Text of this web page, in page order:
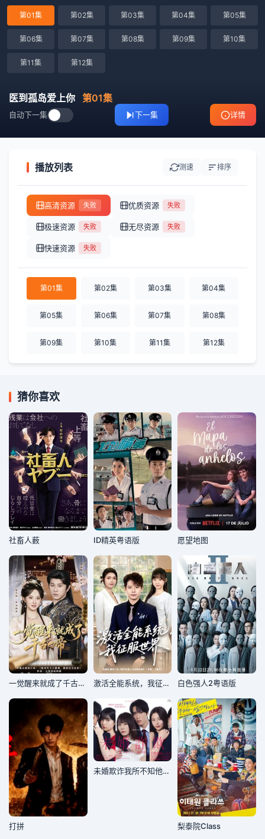
第01集 第02集 第03集 第04集 第05集
第06集 第07集 第08集 第09集 第10集
第11集 第12集
医到孤岛爱上你 第01集
自动下一集 下一集 详情
播放列表 测速 排序
高清资源 失败 优质资源 失败
极速资源 失败 无尽资源 失败
快速资源 失败
第01集 第02集 第03集 第04集
第05集 第06集 第07集 第08集
第09集 第10集 第11集 第12集
猜你喜欢
社畜人薮 ID精英粤语版 愿望地图
一觉醒来就成了千古一帝 激活全能系统，我征服世界 白色强人2粤语版
打拼
未婚欺诈我所不知他的真面目
梨泰院Class